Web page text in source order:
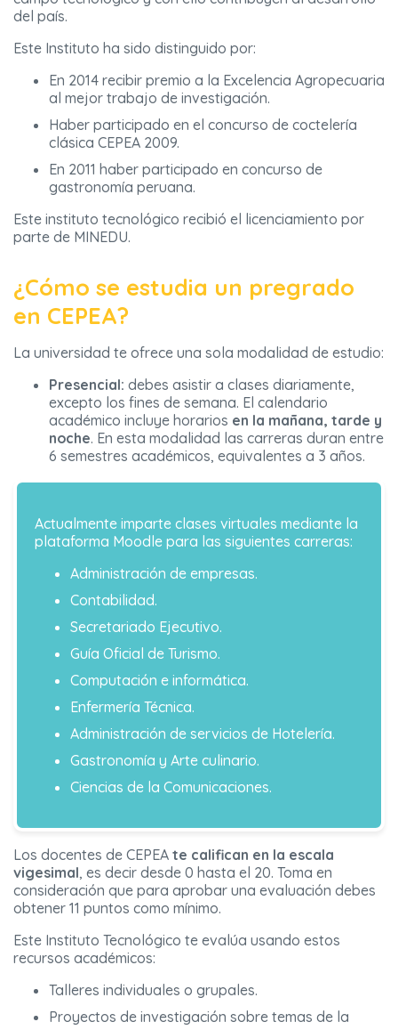
del país.
Este Instituto ha sido distinguido por:
En 2014 recibir premio a la Excelencia Agropecuaria
al mejor trabajo de investigación.
Haber participado en el concurso de coctelería
clásica CEPEA 2009.
En 2011 haber participado en concurso de
gastronomía peruana.
Este instituto tecnológico recibió el licenciamiento por
parte de MINEDU.
¿Cómo se estudia un pregrado
en CEPEA?
La universidad te ofrece una sola modalidad de estudio:
Presencial: debes asistir a clases diariamente,
excepto los fines de semana. El calendario
académico incluye horarios en la mañana, tarde y
noche. En esta modalidad las carreras duran entre
6 semestres académicos, equivalentes a 3 años.
Actualmente imparte clases virtuales mediante la
plataforma Moodle para las siguientes carreras:
Administración de empresas.
Contabilidad.
Secretariado Ejecutivo.
Guía Oficial de Turismo.
Computación e informática.
Enfermería Técnica.
Administración de servicios de Hotelería.
Gastronomía y Arte culinario.
Ciencias de la Comunicaciones.
Los docentes de CEPEA te califican en la escala
vigesimal, es decir desde 0 hasta el 20. Toma en
consideración que para aprobar una evaluación debes
obtener 11 puntos como mínimo.
Este Instituto Tecnológico te evalúa usando estos
recursos académicos:
Talleres individuales o grupales.
Proyectos de investigación sobre temas de la